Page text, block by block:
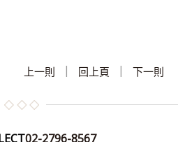
上一則 | 回上頁 | 下一則
02-2796-8567